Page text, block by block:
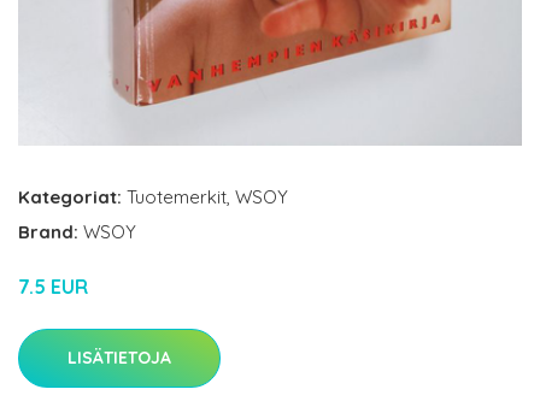
Kategoriat: Tuotemerkit, WSOY
Brand: WSOY
7.5 EUR
LISÄTIETOJA